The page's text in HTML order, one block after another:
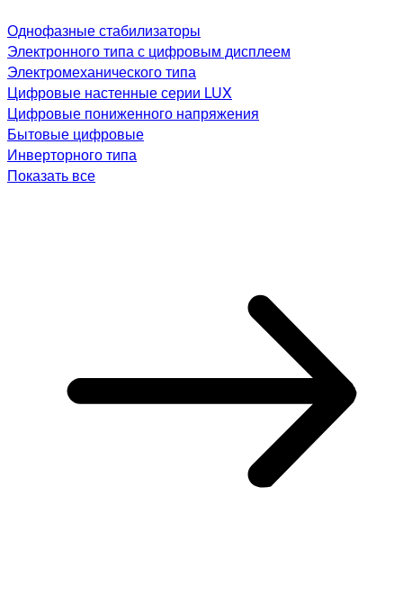
Однофазные стабилизаторы
Электронного типа с цифровым дисплеем
Электромеханического типа
Цифровые настенные серии LUX
Цифровые пониженного напряжения
Бытовые цифровые
Инверторного типа
Показать все